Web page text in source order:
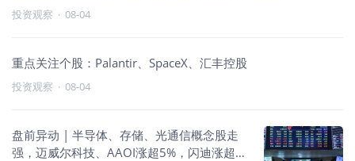
投资观察 · 08-04
重点关注个股：Palantir、SpaceX、汇丰控股
投资观察 · 08-04
盘前异动 | 半导体、存储、光通信概念股走
强，迈威尔科技、AAOI涨超5%，闪迪涨超